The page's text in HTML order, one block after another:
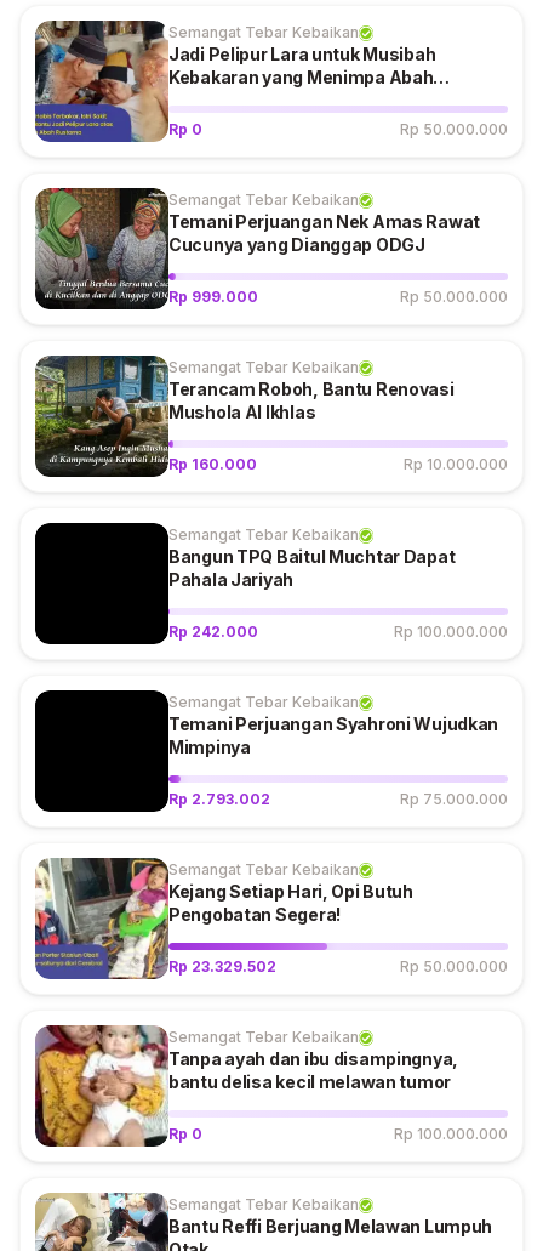
Semangat Tebar Kebaikan
Jadi Pelipur Lara untuk Musibah
Kebakaran yang Menimpa Abah
Rp 0 Rp 50.000.000
Semangat Tebar Kebaikan
Temani Perjuangan Nek Amas Rawat
Cucunya yang Dianggap ODGJ
Rp 999.000 Rp 50.000.000
Semangat Tebar Kebaikan
Terancam Roboh, Bantu Renovasi
Mushola Al Ikhlas
Rp 160.000 Rp 10.000.000
Semangat Tebar Kebaikan
Bangun TPQ Baitul Muchtar Dapat
Pahala Jariyah
Rp 242.000 Rp 100.000.000
Semangat Tebar Kebaikan
Temani Perjuangan Syahroni Wujudkan
Mimpinya
Rp 2.793.002 Rp 75.000.000
Semangat Tebar Kebaikan
Kejang Setiap Hari, Opi Butuh
Pengobatan Segera!
Rp 23.329.502 Rp 50.000.000
Semangat Tebar Kebaikan
Tanpa ayah dan ibu disampingnya,
bantu delisa kecil melawan tumor
Rp 0 Rp 100.000.000
Semangat Tebar Kebaikan
Bantu Reffi Berjuang Melawan Lumpuh